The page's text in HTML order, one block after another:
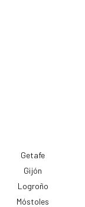
Getafe
Gijón
Logroño
Móstoles